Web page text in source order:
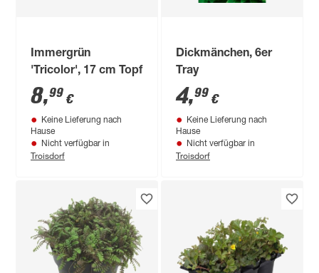
Immergrün
'Tricolor', 17 cm Topf
8,99 €
Keine Lieferung nach
Hause
Nicht verfügbar in
Troisdorf
Dickmänchen, 6er
Tray
4,99 €
Keine Lieferung nach
Hause
Nicht verfügbar in
Troisdorf